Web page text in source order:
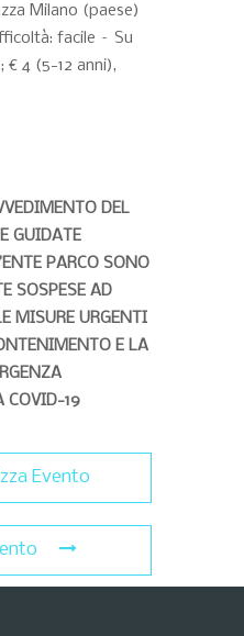
Milano (paese)
facile – Su
€ 4 (5-12 anni),
DEL
GUIDATE
PARCO SONO
SOSPESE AD
MISURE URGENTI
E LA
COVID-19
Evento